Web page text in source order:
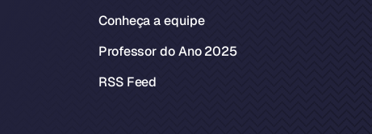
Conheça a equipe
Professor do Ano 2025
RSS Feed